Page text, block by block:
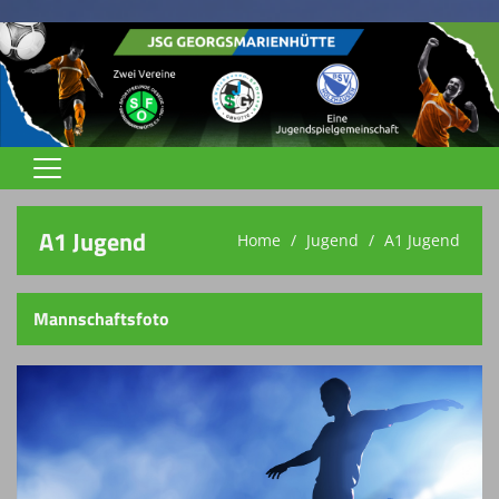
Home
Trainingszeiten
Trainer
Terminkalender
Vereinsnews
A1 Jugend Home Jugend A1 Jugend
Mannschaftsfoto